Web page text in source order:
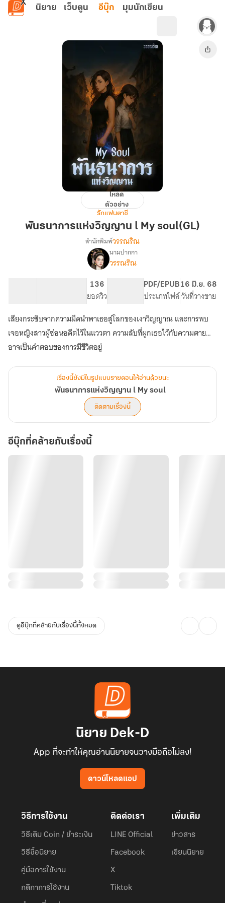
ข้ามไปยังเนื้อหาหลัก
นิยาย เว็บตูน อีบุ๊ก มุมนักเขียน
พันธนาการ
วิ
soul(GL)
โหลด
ตัวอย่าง
รักแฟนตาซี
พันธนาการแห่งวิญญาน l My soul(GL)
เรื่อง
พันธนาการ
My
soul
สำนักพิมพ์วรรณริณ
นามปากกา
วรรณริณ
136
ยอดวิว
PDF/EPUB
ประเภทไฟล์
16 มิ.ย. 68
วันที่วางขาย
เสียงกระซิบจากความมืดนำพาเธอสู่โลกของเงาวิญญาณ และการพบ
เจอหญิงสาวผู้ซ่อนอดีตไว้ในแววตา ความลับที่ผูกเธอไว้กับความตาย…
อาจเป็นคำตอบของการมีชีวิตอยู่
เรื่องนี้ยังมีในรูปแบบรายตอนให้อ่านด้วยนะ
พันธนาการแห่งวิญญาน l My soul
ติดตามเรื่องนี้
อีบุ๊กที่คล้ายกับเรื่องนี้
ดูอีบุ๊กที่คล้ายกับเรื่องนี้ทั้งหมด
นิยาย Dek-D
App ที่จะทำให้คุณอ่านนิยายจนวางมือถือไม่ลง!
ดาวน์โหลดแอป
วิธีการใช้งาน
วิธีเติม Coin / ชำระเงิน
วิธีซื้อนิยาย
คู่มือการใช้งาน
กติกาการใช้งาน
ติดต่อเรา
LINE Official
Facebook
X
Tiktok
เพิ่มเติม
ข่าวสาร
เขียนนิยาย